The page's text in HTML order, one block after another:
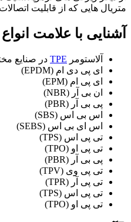
متریال هایی که از قابلیت
آشنایی با علامت
آلاستومر TPE در صنایع
ای پی دی ام (EPDM)
ای پی ام (EPM)
ان بی آر (NBR)
پی بی آر (PBR)
اس بی اس (SBS)
اس ای بی اس (SEBS)
تی پی اس (TPS)
تی پی او (TPO)
پی بی آر (PBR)
تی پی وی (TPV)
تی پی آر (TPR)
تی پی اس (TPS)
تی پی او (TPO)